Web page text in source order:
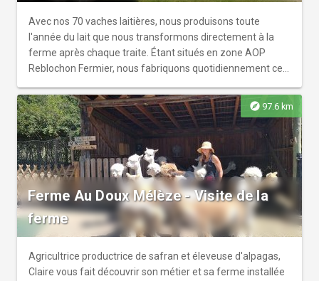
Avec nos 70 vaches laitières, nous produisons toute
l'année du lait que nous transformons directement à la
ferme après chaque traite. Étant situés en zone AOP
Reblochon Fermier, nous fabriquons quotidiennement ce
explore 97.6 km
Ferme Au Doux Mélèze - Visite de la
ferme
Agricultrice productrice de safran et éleveuse d'alpagas,
Claire vous fait découvrir son métier et sa ferme installée